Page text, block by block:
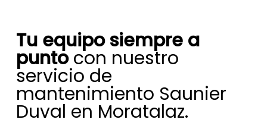
Tu equipo siempre a
puntocon nuestro
servicio de
mantenimiento Saunier
Duval en Moratalaz.